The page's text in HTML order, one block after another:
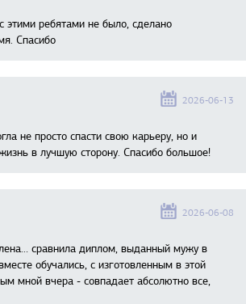
этими ребятами не было, сделано
Спасибо
2026-06-13
не просто спасти свою карьеру, но и
в лучшую сторону. Спасибо большое!
2026-06-08
сравнила диплом, выданный мужу в
обучались, с изготовленным в этой
мной вчера - совпадает абсолютно все,